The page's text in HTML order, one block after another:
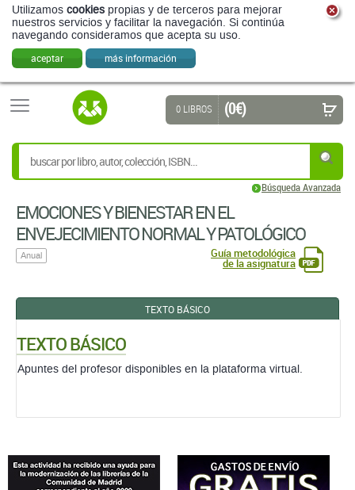
Utilizamos cookies propias y de terceros para mejorar
nuestros servicios y facilitar la navegación. Si continúa
navegando consideramos que acepta su uso.
aceptar más información
Búsqueda Avanzada
0 LIBROS (0 €)
EMOCIONES Y BIENESTAR EN EL
ENVEJECIMIENTO NORMAL Y PATOLÓGICO
Anual Guía metodológica
de la asignatura
TEXTO BÁSICO
TEXTO BÁSICO
Apuntes del profesor disponibles en la plataforma virtual.